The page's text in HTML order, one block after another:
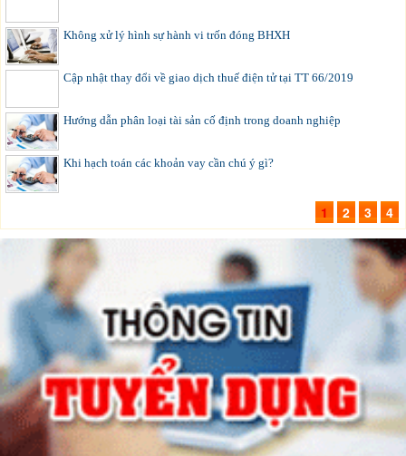
Không xử lý hình sự hành vi trốn đóng BHXH
Cập nhật thay đổi về giao dịch thuế điện tử tại TT 66/2019
Hướng dẫn phân loại tài sản cố định trong doanh nghiệp
Khi hạch toán các khoản vay cần chú ý gì?
1 2 3 4